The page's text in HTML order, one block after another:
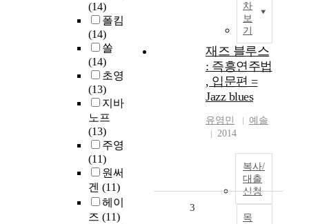
(14)
폴킴
(14)
쏠
(14)
초영
(13)
지바
노프
(13)
주영
(11)
원써
겐 (11)
헤이
즈 (11)
차
보
기
재즈 블루스
: 즉흥연주법
, 입문편 =
Jazz blues
유영민
예솔
2014
복사/
대출
신청
목
3